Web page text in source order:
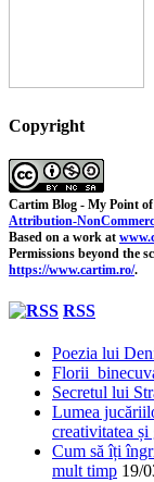
Copyright
Cartim Blog - My Point
Attribution-
Based on a work at
Permissions beyond the
https://www.cartim.ro/.
RSS
Poezia lui
Florii
Secretul lui
Lumea
creativitatea
Cum să îți
mult timp 19/